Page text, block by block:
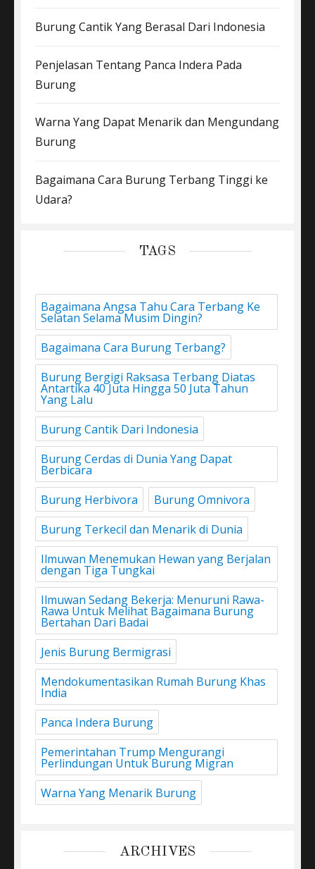
Burung Cantik Yang Berasal Dari Indonesia
Penjelasan Tentang Panca Indera Pada
Burung
Warna Yang Dapat Menarik dan Mengundang
Burung
Bagaimana Cara Burung Terbang Tinggi ke
Udara?
TAGS
Bagaimana Angsa Tahu Cara Terbang Ke
Selatan Selama Musim Dingin?
Bagaimana Cara Burung Terbang?
Burung Bergigi Raksasa Terbang Diatas
Antartika 40 Juta Hingga 50 Juta Tahun
Yang Lalu
Burung Cantik Dari Indonesia
Burung Cerdas di Dunia Yang Dapat
Berbicara
Burung Herbivora
Burung Omnivora
Burung Terkecil dan Menarik di Dunia
Ilmuwan Menemukan Hewan yang Berjalan
dengan Tiga Tungkai
Ilmuwan Sedang Bekerja: Menuruni Rawa-
Rawa Untuk Melihat Bagaimana Burung
Bertahan Dari Badai
Jenis Burung Bermigrasi
Mendokumentasikan Rumah Burung Khas
India
Panca Indera Burung
Pemerintahan Trump Mengurangi
Perlindungan Untuk Burung Migran
Warna Yang Menarik Burung
ARCHIVES